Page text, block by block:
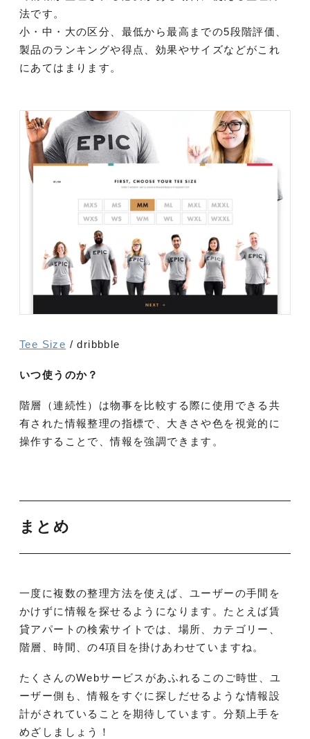
法です。
小・中・大の区分、最低から最高までの5段階評価、
製品のランキングや得点、効果やサイズなどがこれ
にあてはまります。
Tee Size / dribbble
いつ使うのか？
階層（連続性）は物事を比較する際に使用できる共
有された情報整理の指標で、大きさや色を視覚的に
操作することで、情報を強調できます。
まとめ
一度に複数の整理方法を使えば、ユーザーの手間を
かけずに情報を探せるようになります。たとえば賃
貸アパートの検索サイトでは、場所、カテゴリー、
階層、時間、の4項目を掛けあわせていますね。
たくさんのWebサービスがあふれるこのご時世、ユ
ーザー側も、情報をすぐに探しだせるような情報設
計がされていることを期待しています。分類上手を
めざしましょう！